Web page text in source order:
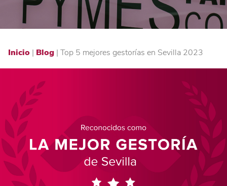
Inicio | Blog | Top 5 mejores gestorías en Sevilla 2023